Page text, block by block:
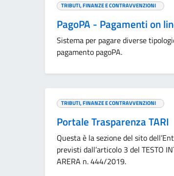
TRIBUTI, FINANZE E CONTRAVVENZIONI
PagoPA - Pagamenti on
Sistema per pagare diverse
pagamento pagoPA.
TRIBUTI, FINANZE E CONTRAVVENZIONI
Portale Trasparenza TARI
Questa è la sezione del sito
previsti dall’articolo 3 del TESTO
ARERA n. 444/2019.